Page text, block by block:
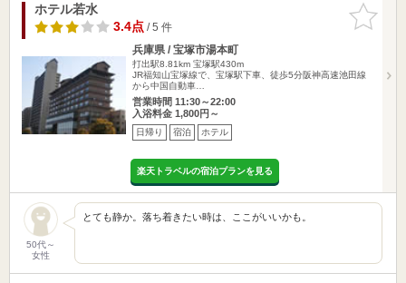
お気に入
りに追加
ホテル若水
3.4点/ 5 件
兵庫県 / 宝塚市湯本町
打出駅8.81km 宝塚駅430m
JR福知山宝塚線で、宝塚駅下車、徒歩5分阪神高速池田線
から中国自動車…
営業時間 11:30～22:00
入浴料金 1,800円～
日帰り 宿泊 ホテル
楽天トラベルの宿泊プランを見る
50代～
女性
とても静か。落ち着きたい時は、ここがいいかも。